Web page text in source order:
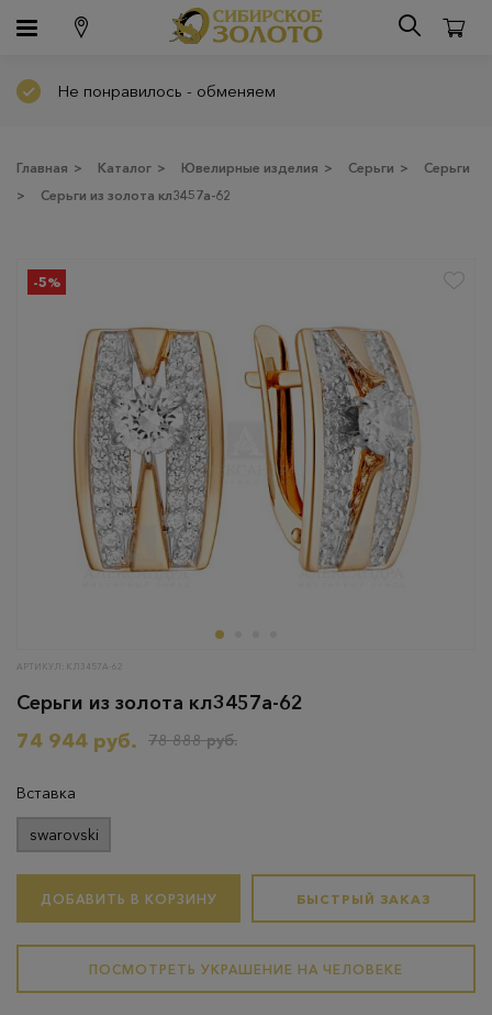
Не понравилось - обменяем
Главная > Каталог > Ювелирные изделия > Серьги >
Серьги
>
Серьги из золота кл3457а-62
-5%
АРТИКУЛ: КЛ3457А-62
Серьги из золота кл3457а-62
74 944 руб.
78 888 руб.
Вставка
swarovski
ДОБАВИТЬ В КОРЗИНУ БЫСТРЫЙ ЗАКАЗ
ПОСМОТРЕТЬ УКРАШЕНИЕ НА ЧЕЛОВЕКЕ